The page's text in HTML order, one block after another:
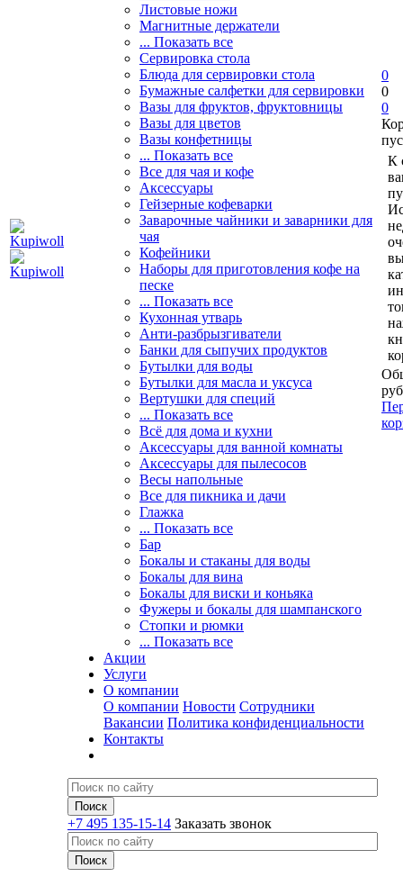
Листовые ножи
Магнитные держатели
... Показать все
Сервировка стола
Блюда для сервировки стола
Бумажные салфетки для сервировки
Вазы для фруктов, фруктовницы
Вазы для цветов
Вазы конфетницы
... Показать все
Все для чая и кофе
Аксессуары
Гейзерные кофеварки
Заварочные чайники и заварники для
чая
Кофейники
Наборы для приготовления кофе на
песке
... Показать все
Кухонная утварь
Анти-разбрызгиватели
Банки для сыпучих продуктов
Бутылки для воды
Бутылки для масла и уксуса
Вертушки для специй
... Показать все
Всё для дома и кухни
Аксессуары для ванной комнаты
Аксессуары для пылесосов
Весы напольные
Все для пикника и дачи
Глажка
... Показать все
Бар
Бокалы и стаканы для воды
Бокалы для вина
Бокалы для виски и коньяка
Фужеры и бокалы для шампанского
Стопки и рюмки
... Показать все
Акции
Услуги
О компании
О компании Новости Сотрудники
Вакансии Политика конфиденциальности
Контакты
+7 495 135-15-14 Заказать звонок
0
0
0
К